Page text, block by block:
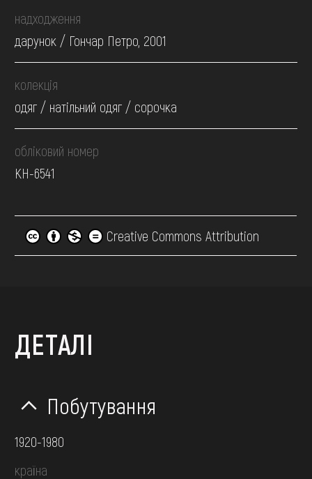
надходження
дарунок / Гончар Петро, 2001
колекція
одяг / натільний одяг / сорочка
обліковий номер
КН-6541
Creative Commons Attribution
ДЕТАЛІ
Побутування
1920-1980
країна